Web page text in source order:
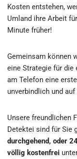
Kosten entstehen,
Umland ihre Arbeit
Minute früher!
Gemeinsam können
eine Strategie für die
am Telefon eine
unverbindlich und
Unsere freundlichen
Detektei sind für Sie
durchgehend, oder
völlig kostenfrei